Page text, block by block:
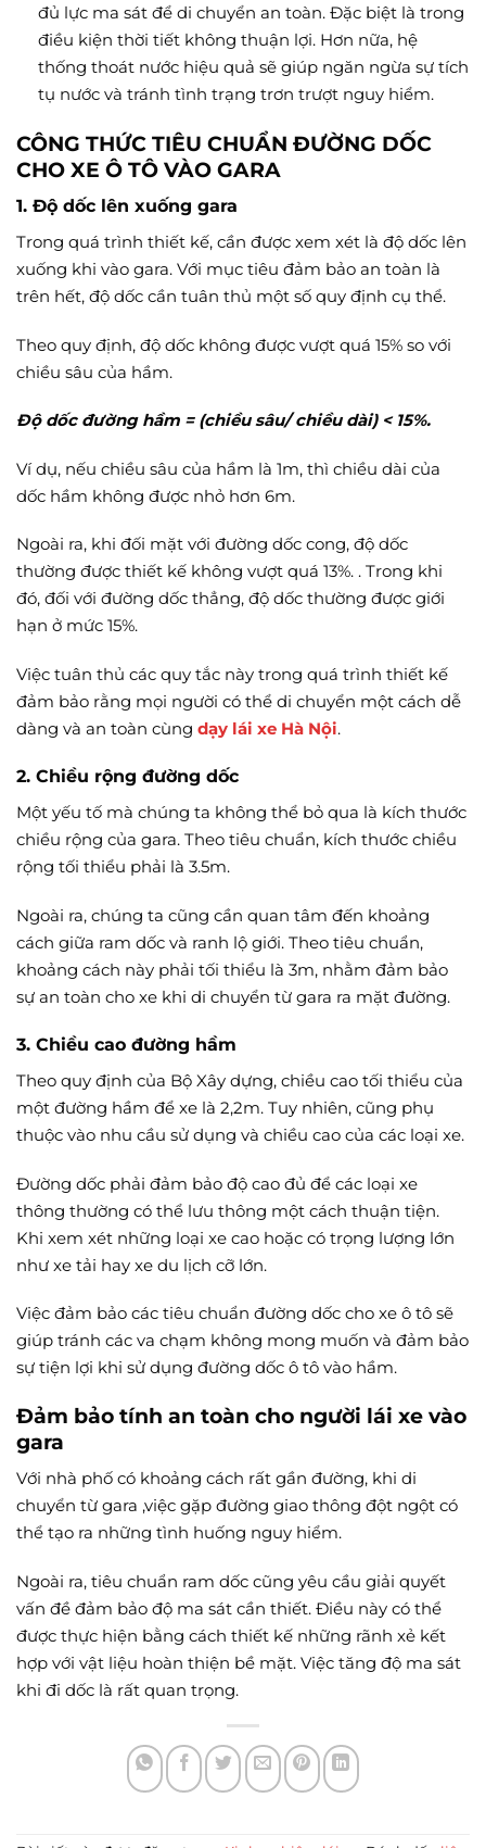
đủ lực ma sát để di chuyển an toàn. Đặc biệt là trong
điều kiện thời tiết không thuận lợi. Hơn nữa, hệ
thống thoát nước hiệu quả sẽ giúp ngăn ngừa sự tích
tụ nước và tránh tình trạng trơn trượt nguy hiểm.
CÔNG THỨC TIÊU CHUẨN ĐƯỜNG DỐC
CHO XE Ô TÔ VÀO GARA
1. Độ dốc lên xuống gara
Trong quá trình thiết kế, cần được xem xét là độ dốc lên
xuống khi vào gara. Với mục tiêu đảm bảo an toàn là
trên hết, độ dốc cần tuân thủ một số quy định cụ thể.
Theo quy định, độ dốc không được vượt quá 15% so với
chiều sâu của hầm.
Độ dốc đường hầm = (chiều sâu/ chiều dài) < 15%.
Ví dụ, nếu chiều sâu của hầm là 1m, thì chiều dài của
dốc hầm không được nhỏ hơn 6m.
Ngoài ra, khi đối mặt với đường dốc cong, độ dốc
thường được thiết kế không vượt quá 13%. . Trong khi
đó, đối với đường dốc thẳng, độ dốc thường được giới
hạn ở mức 15%.
Việc tuân thủ các quy tắc này trong quá trình thiết kế
đảm bảo rằng mọi người có thể di chuyển một cách dễ
dàng và an toàn cùng dạy lái xe Hà Nội.
2. Chiều rộng đường dốc
Một yếu tố mà chúng ta không thể bỏ qua là kích thước
chiều rộng của gara. Theo tiêu chuẩn, kích thước chiều
rộng tối thiểu phải là 3.5m.
Ngoài ra, chúng ta cũng cần quan tâm đến khoảng
cách giữa ram dốc và ranh lộ giới. Theo tiêu chuẩn,
khoảng cách này phải tối thiểu là 3m, nhằm đảm bảo
sự an toàn cho xe khi di chuyển từ gara ra mặt đường.
3. Chiều cao đường hầm
Theo quy định của Bộ Xây dựng, chiều cao tối thiểu của
một đường hầm để xe là 2,2m. Tuy nhiên, cũng phụ
thuộc vào nhu cầu sử dụng và chiều cao của các loại xe.
Đường dốc phải đảm bảo độ cao đủ để các loại xe
thông thường có thể lưu thông một cách thuận tiện.
Khi xem xét những loại xe cao hoặc có trọng lượng lớn
như xe tải hay xe du lịch cỡ lớn.
Việc đảm bảo các tiêu chuẩn đường dốc cho xe ô tô sẽ
giúp tránh các va chạm không mong muốn và đảm bảo
sự tiện lợi khi sử dụng đường dốc ô tô vào hầm.
Đảm bảo tính an toàn cho người lái xe vào
gara
Với nhà phố có khoảng cách rất gần đường, khi di
chuyển từ gara ,việc gặp đường giao thông đột ngột có
thể tạo ra những tình huống nguy hiểm.
Ngoài ra, tiêu chuẩn ram dốc cũng yêu cầu giải quyết
vấn đề đảm bảo độ ma sát cần thiết. Điều này có thể
được thực hiện bằng cách thiết kế những rãnh xẻ kết
hợp với vật liệu hoàn thiện bề mặt. Việc tăng độ ma sát
khi đi dốc là rất quan trọng.